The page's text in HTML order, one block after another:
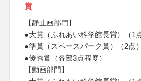
賞
【静止画部門】
●大賞（ふれあい科学館長賞）（1点
●準賞（スペースパーク賞）（2点）
●優秀賞（各部3点程度）
【動画部門】